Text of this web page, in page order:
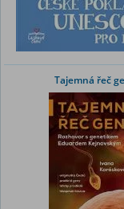
Tajemná řeč